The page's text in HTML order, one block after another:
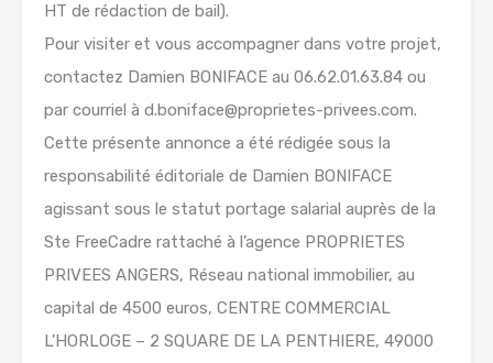
HT de rédaction de bail).
Pour visiter et vous accompagner dans votre projet,
contactez Damien BONIFACE au 06.62.01.63.84 ou
par courriel à d.boniface@proprietes-privees.com.
Cette présente annonce a été rédigée sous la
responsabilité éditoriale de Damien BONIFACE
agissant sous le statut portage salarial auprès de la
Ste FreeCadre rattaché à l’agence PROPRIETES
PRIVEES ANGERS, Réseau national immobilier, au
capital de 4500 euros, CENTRE COMMERCIAL
L’HORLOGE – 2 SQUARE DE LA PENTHIERE, 49000